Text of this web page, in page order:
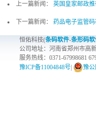
上一篇新闻： 英国皇家邮政
下一篇新闻： 药品电子监管
恒佑科技(条码软件-条形码
公司地址：河南省郑州市高
服务热线：0371-67998681
豫ICP备11004848号
豫公